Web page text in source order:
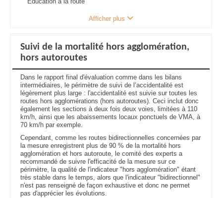
Afficher plus
Suivi de la mortalité hors agglomération,
hors autoroutes
Dans le rapport final d'évaluation comme dans les bilans
intermédiaires, le périmètre de suivi de l’accidentalité est
légèrement plus large : l'accidentalité est suivie sur toutes les
routes hors agglomérations (hors autoroutes). Ceci inclut donc
également les sections à deux fois deux voies, limitées à 110
km/h, ainsi que les abaissements locaux ponctuels de VMA, à
70 km/h par exemple.
Cependant, comme les routes bidirectionnelles concernées par
la mesure enregistrent plus de 90 % de la mortalité hors
agglomération et hors autoroute, le comité des experts a
recommandé de suivre l'efficacité de la mesure sur ce
périmètre, la qualité de l'indicateur "hors agglomération" étant
très stable dans le temps, alors que l'indicateur "bidirectionnel"
n'est pas renseigné de façon exhaustive et donc ne permet
pas d'apprécier les évolutions.